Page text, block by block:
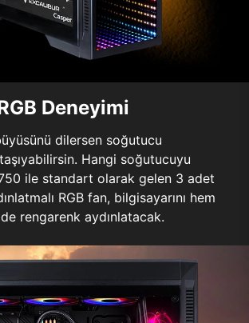
Deneyimi
büyüsünü dilersen soğutucu
Hangi soğutucuyu
ile standart olarak gelen 3 adet
RGB fan, bilgisayarını hem
rengarenk aydınlatacak.